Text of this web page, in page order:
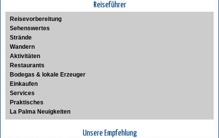
Reiseführer
Reisevorbereitung
Sehenswertes
Strände
Wandern
Aktivitäten
Restaurants
Bodegas & lokale Erzeuger
Einkaufen
Services
Praktisches
La Palma Neuigkeiten
Unsere Empfehlung